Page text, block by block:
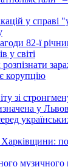
у справі
82-ї
у світі
розпізнати
корупцію
зі
у